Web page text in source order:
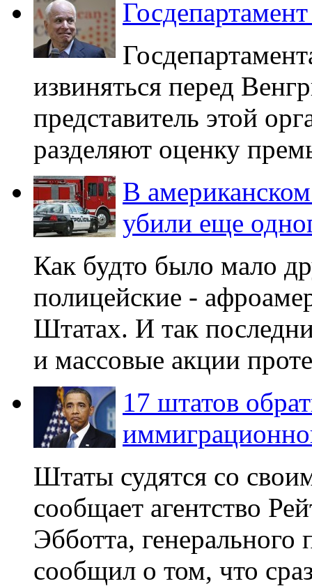
извиняться перед
представитель этой
разделяют оценку
В
убили еще
Как будто было мало
полицейские -
Штатах. И так
и массовые акции
17 штатов
Штаты судятся со
сообщает агентство
Эбботта, генерального
сообщил о том, что